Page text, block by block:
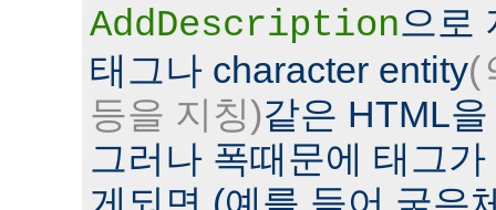
AddDescription으로
태그나 character entity(
등을 지칭)같은 HTML
그러나 폭때문에 태그